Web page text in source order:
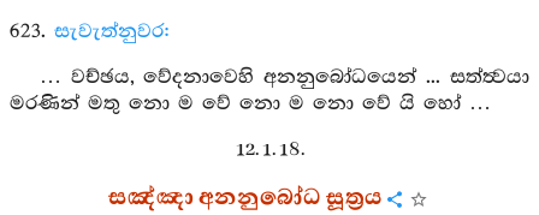
623. සැවැත්නුවර:
… වච්ඡය, වේදනාවෙහි අනනුබෝධයෙන් ... සත්ත්‍වයා
මරණින් මතු නො ම වේ නො ම නො වේ යි හෝ …
12. 1. 18.
සඤ්ඤා අනනුබෝධ සූත්‍රය